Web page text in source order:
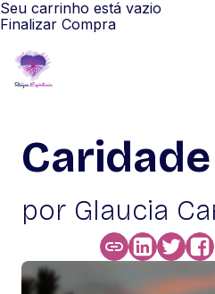
Seu carrinho está vazio
Finalizar Compra
Caridade
por Glaucia